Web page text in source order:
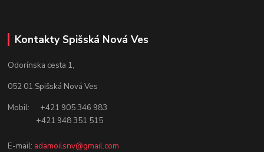
Kontakty Spišská Nová Ves
Odorínska cesta 1,
052 01 Spišská Nová Ves
Mobil: +421 905 346 983
+421 948 351 515
E-mail: adamoilsnv@gmail.com